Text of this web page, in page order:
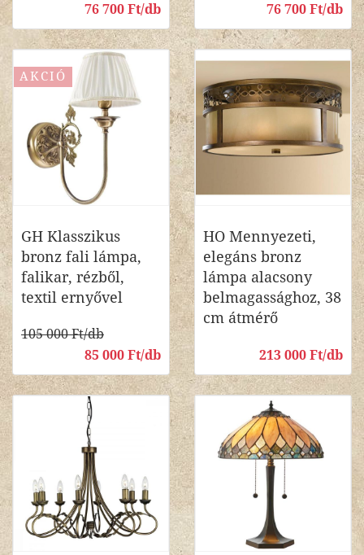
76 700 Ft/db
76 700 Ft/db
AKCIÓ
GH Klasszikus
bronz fali lámpa,
falikar, rézből,
textil ernyővel
105 000 Ft/db
85 000 Ft/db
HO Mennyezeti,
elegáns bronz
lámpa alacsony
belmagassághoz, 38
cm átmérő
213 000 Ft/db